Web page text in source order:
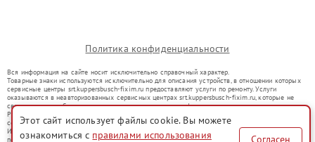
Политика конфиденциальности
Вся информация на сайте носит исключительно справочный характер.
Товарные знаки используются исключительно для описания устройств, в отношении которых
сервисные центры srt.kuppersbusch-fixim.ru предоставляют услуги по ремонту. Услуги
оказываются в неавторизованных сервисных центрах srt.kuppersbusch-fixim.ru, которые не
связаны с правообладателями товарных знаков или их официальными представителями.
Ремонт осуществляется для устройств, уже введенных в гражданский оборот в соответствии
со статьей 1487 ГК РФ.
Использование товарных знаков не преследует цели индивидуализации услуг или введения
потребителей в заблуждение, а служит для информирования о предоставляемых услугах по
Этот сайт использует файлы cookie. Вы можете
ознакомиться с правилами использования Согласен